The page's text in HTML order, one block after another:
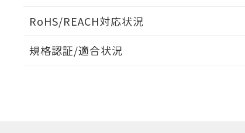
RoHS/REACH対応状況
EU RoHS 注意事項・凡例
規格認証/適合状況